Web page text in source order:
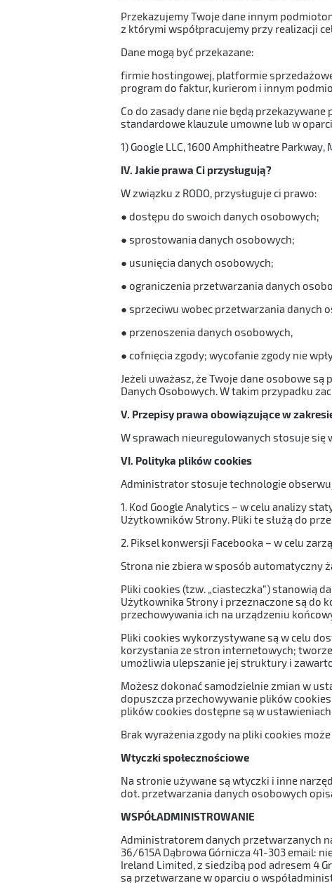
Przekazujemy Twoje dane innym
z którymi współpracujemy przy realizacji
Dane mogą być przekazane:
firmie hostingowej, platformie
program do faktur, kurierom i innym
Co do zasady dane nie będą przekazywane
standardowe klauzule umowne lub w
1) Google LLC, 1600 Amphitheatre Parkway,
IV. Jakie prawa Ci przysługują?
W związku z RODO, przysługuje ci prawo:
● dostępu do swoich danych osobowych;
● sprostowania danych osobowych;
● usunięcia danych osobowych;
● ograniczenia przetwarzania danych
● sprzeciwu wobec przetwarzania danych
● przenoszenia danych osobowych,
● cofnięcia zgody; wycofanie zgody nie
Jeżeli uważasz, że Twoje dane osobowe
Danych Osobowych. W takim przypadku
V. Przepisy prawa obowiązujące w
W sprawach nieuregulowanych stosuje się
VI. Polityka plików cookies
Administrator stosuje technologie
1. Kod Google Analytics – w celu analizy
Użytkowników Strony. Pliki te służą do
2. Piksel konwersji Facebooka – w celu
Strona nie zbiera w sposób automatyczny
Pliki cookies (tzw. „ciasteczka”) stanowią
Użytkownika Strony i przeznaczone są do
przechowywania ich na urządzeniu
Pliki cookies wykorzystywane są w celu
korzystania ze stron internetowych;
umożliwia ulepszanie jej struktury i
Możesz dokonać samodzielnie zmian w
dopuszcza przechowywanie plików
plików cookies dostępne są w
Brak wyrażenia zgody na pliki cookies
Wtyczki społecznościowe
Na stronie używane są wtyczki i inne
dot. przetwarzania danych osobowych
WSPÓŁADMINISTROWANIE
Administratorem danych przetwarzanych
36/615A Dąbrowa Górnicza 41-303 email:
Ireland Limited, z siedzibą pod adresem 4
są przetwarzane w oparciu o